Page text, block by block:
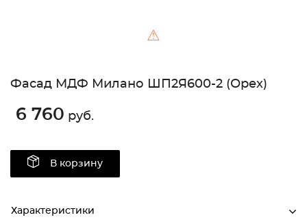
⚠
Фасад МДФ Милано ШП2Я600-2 (Орех)
6 760 руб.
В корзину
Характеристики